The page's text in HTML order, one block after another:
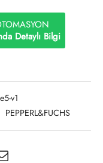
Detaylı Bilgi
v1
PEPPERL&FUCHS